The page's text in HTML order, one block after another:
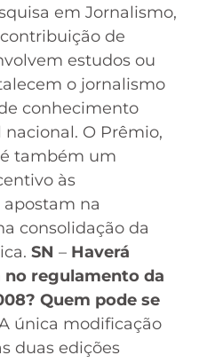
em Jornalismo,
de
estudos ou
o jornalismo
conhecimento
O Prêmio,
é também um
às
na
consolidação da
SN – Haverá
regulamento da
Quem pode se
única modificação
duas edições